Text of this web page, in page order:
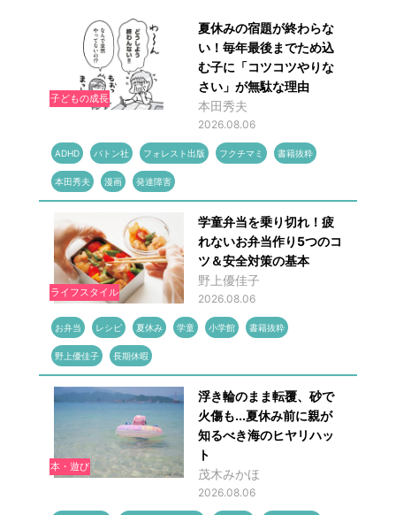
子どもの成長
夏休みの宿題が終わらな
い！毎年最後までため込
む子に「コツコツやりな
さい」が無駄な理由
本田秀夫
2026.08.06
ADHD バトン社 フォレスト出版 フクチマミ 書籍抜粋
本田秀夫 漫画 発達障害
ライフスタイル
学童弁当を乗り切れ！疲
れないお弁当作り5つのコ
ツ＆安全対策の基本
野上優佳子
2026.08.06
お弁当 レシピ 夏休み 学童 小学館 書籍抜粋
野上優佳子 長期休暇
本・遊び
浮き輪のまま転覆、砂で
火傷も...夏休み前に親が
知るべき海のヒヤリハッ
ト
茂木みかほ
2026.08.06